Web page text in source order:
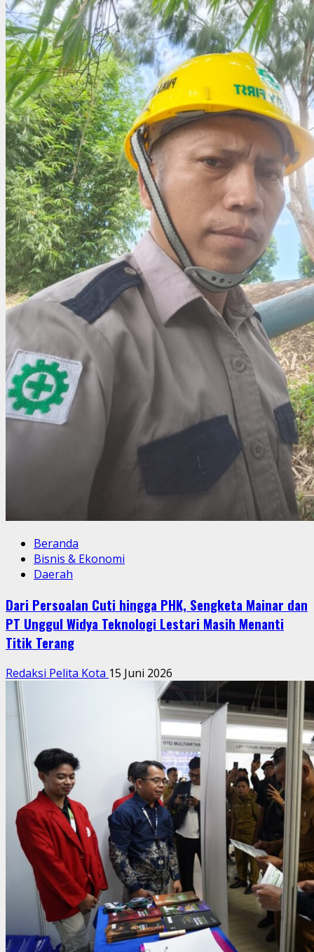
Beranda
Bisnis & Ekonomi
Daerah
Dari Persoalan Cuti hingga PHK, Sengketa Mainar dan
PT Unggul Widya Teknologi Lestari Masih Menanti
Titik Terang
Redaksi Pelita Kota 15 Juni 2026